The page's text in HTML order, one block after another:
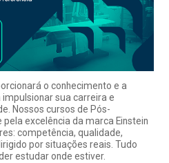
o conhecimento e a
sua carreira e
Nossos cursos de Pós-
excelência da marca Einstein
competência, qualidade,
por situações reais. Tudo
estudar onde estiver.